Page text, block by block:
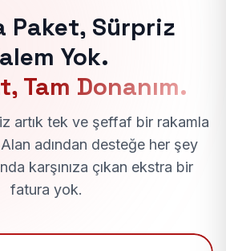
Paket, Sürpriz
Yok.
Tam Donanım.
artık tek ve şeffaf bir rakamla
adından desteğe her şey
karşınıza çıkan ekstra bir
fatura yok.